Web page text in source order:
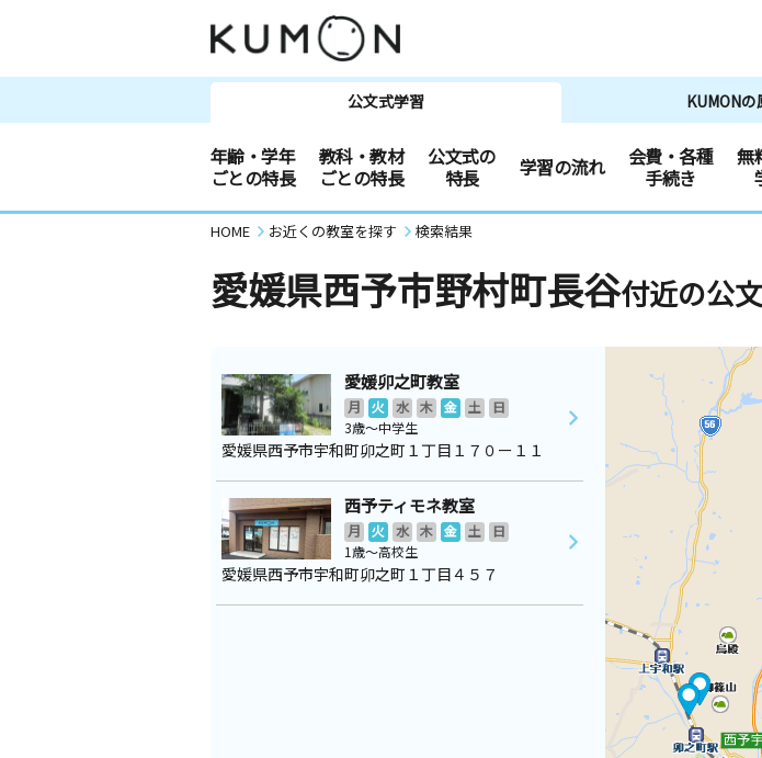
公文式学習 KUMONの
年齢・学年
ごとの特長
教科・教材
ごとの特長
公文式の
特長
学習の流れ
会費・各種
手続き
無
HOME お近くの教室を探す 検索結果
愛媛県西予市野村町長谷付近の公
愛媛卯之町教室
月 火 水 木 金 土
日
3歳～中学生
愛媛県西予市宇和町卯之町１丁目１７０ー１１
西予ティモネ教室
月 火 水 木 金 土
日
1歳～高校生
愛媛県西予市宇和町卯之町１丁目４５７